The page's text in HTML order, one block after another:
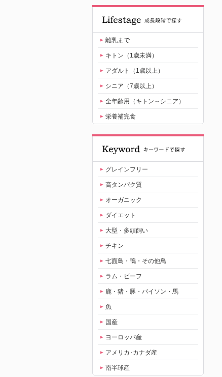
離乳まで
キトン（1歳未満）
アダルト（1歳以上）
シニア（7歳以上）
全年齢用（キトン～シニア）
栄養補完食
グレインフリー
高タンパク質
オーガニック
ダイエット
大型・多頭飼い
チキン
七面鳥・鴨・その他鳥
ラム・ビーフ
鹿・猪・豚・バイソン・馬
魚
国産
ヨーロッパ産
アメリカ･カナダ産
南半球産